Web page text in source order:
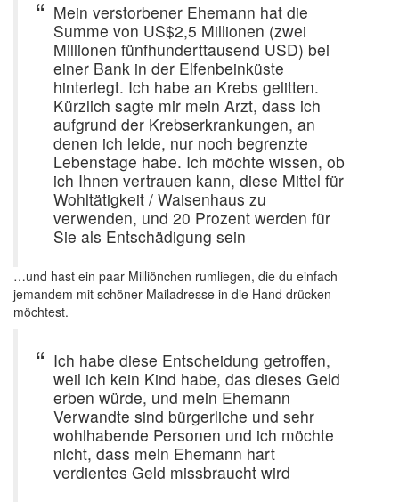
Mein verstorbener Ehemann hat die
Summe von US$2,5 Millionen (zwei
Millionen fünfhunderttausend USD) bei
einer Bank in der Elfenbeinküste
hinterlegt. Ich habe an Krebs gelitten.
Kürzlich sagte mir mein Arzt, dass ich
aufgrund der Krebserkrankungen, an
denen ich leide, nur noch begrenzte
Lebenstage habe. Ich möchte wissen, ob
ich Ihnen vertrauen kann, diese Mittel für
Wohltätigkeit / Waisenhaus zu
verwenden, und 20 Prozent werden für
Sie als Entschädigung sein
…und hast ein paar Milliönchen rumliegen, die du einfach
jemandem mit schöner Mailadresse in die Hand drücken
möchtest.
Ich habe diese Entscheidung getroffen,
weil ich kein Kind habe, das dieses Geld
erben würde, und mein Ehemann
Verwandte sind bürgerliche und sehr
wohlhabende Personen und ich möchte
nicht, dass mein Ehemann hart
verdientes Geld missbraucht wird